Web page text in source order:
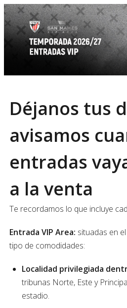
Déjanos tus
avisamos
entradas
a la venta
Te recordamos lo que incluye
Entrada VIP Area: situadas en
tipo de comodidades:
Localidad privilegiada
tribunas Norte, Este y
estadio.